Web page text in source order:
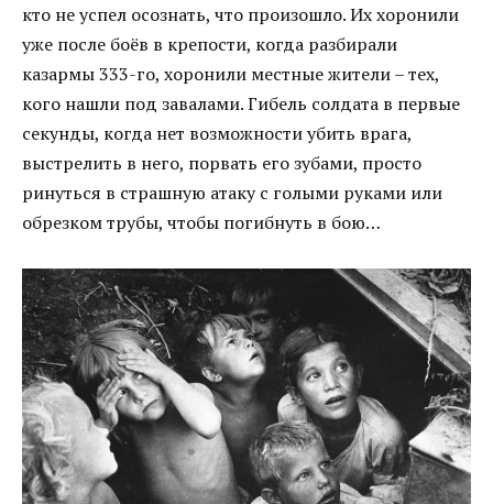
кто не успел осознать, что произошло. Их хоронили
уже после боёв в крепости, когда разбирали
казармы 333-го, хоронили местные жители – тех,
кого нашли под завалами. Гибель солдата в первые
секунды, когда нет возможности убить врага,
выстрелить в него, порвать его зубами, просто
ринуться в страшную атаку с голыми руками или
обрезком трубы, чтобы погибнуть в бою…